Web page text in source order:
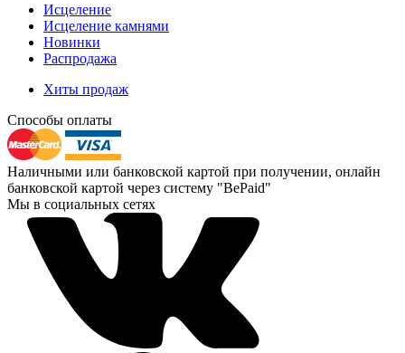
Исцеление
Исцеление камнями
Новинки
Распродажа
Хиты продаж
Способы оплаты
Наличными или банковской картой при получении, онлайн
банковской картой через систему "BePaid"
Мы в социальных сетях